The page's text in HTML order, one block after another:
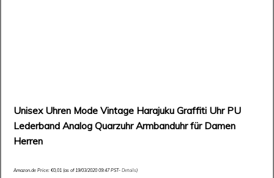
Unisex Uhren Mode Vintage Harajuku Graffiti Uhr PU
Lederband Analog Quarzuhr Armbanduhr für Damen
Herren
Amazon.de Price:€0,01 (as of 19/03/2020 09:47 PST-Details)